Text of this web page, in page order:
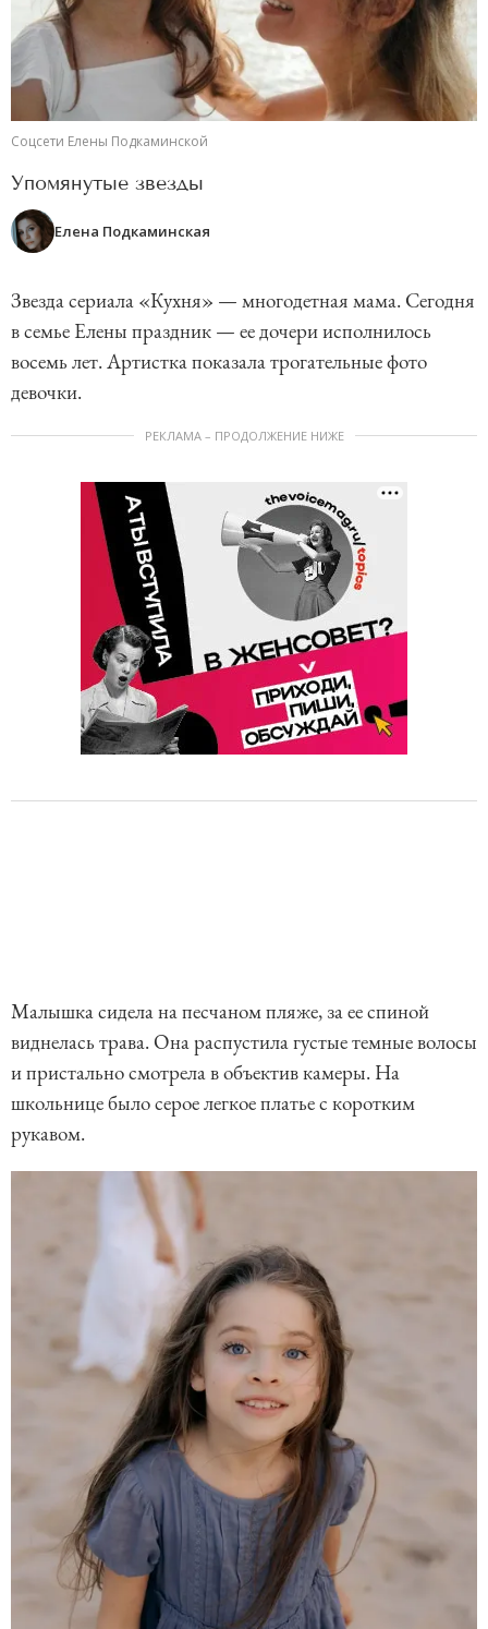
Соцсети Елены Подкаминской
Упомянутые звезды
Елена Подкаминская
Звезда сериала «Кухня» — многодетная мама. Сегодня
в семье Елены праздник — ее дочери исполнилось
восемь лет. Артистка показала трогательные фото
девочки.
РЕКЛАМА – ПРОДОЛЖЕНИЕ НИЖЕ
Малышка сидела на песчаном пляже, за ее спиной
виднелась трава. Она распустила густые темные волосы
и пристально смотрела в объектив камеры. На
школьнице было серое легкое платье с коротким
рукавом.